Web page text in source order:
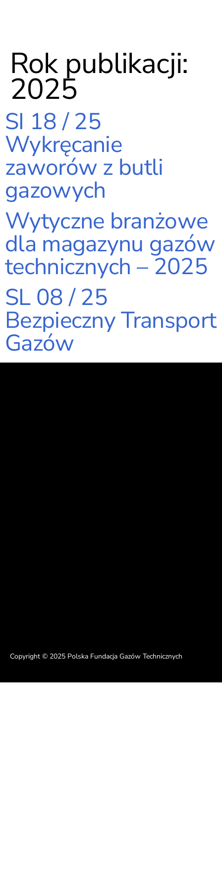
Rok publikacji:
2025
SI 18 / 25
Wykręcanie
zaworów z butli
gazowych
Wytyczne branżowe
dla magazynu gazów
technicznych – 2025
SL 08 / 25
Bezpieczny Transport
Gazów
Copyright © 2025 Polska Fundacja Gazów Technicznych